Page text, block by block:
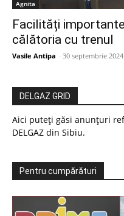
Agnita
Facilități
călătoria cu trenul
Vasile Antipa - 30 septembrie 2024
DELGAZ GRID
Aici puteți găsi anunțuri
DELGAZ din Sibiu.
Pentru cumpărături